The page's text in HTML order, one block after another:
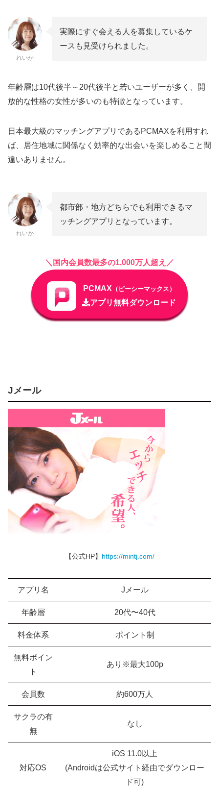
れいか
実際にすぐ会える人を募集しているケ
ースも見受けられました。
年齢層は10代後半～20代後半と若いユーザーが多く、開
放的な性格の女性が多いのも特徴となっています。
日本最大級のマッチングアプリであるPCMAXを利用すれ
ば、居住地域に関係なく効率的な出会いを楽しめること間
違いありません。
れいか
都市部・地方どちらでも利用できるマ
ッチングアプリとなっています。
＼国内会員数最多の1,000万人超え／
PCMAX（ピーシーマックス）
アプリ無料ダウンロード
Jメール
【公式HP】 https://mintj.com/
アプリ名 Jメール
年齢層 20代〜40代
料金体系 ポイント制
無料ポイン
ト
あり※最大100p
会員数 約600万人
サクラの有
無
なし
対応OS
iOS 11.0以上
(Androidは公式サイト経由でダウンロー
ド可)